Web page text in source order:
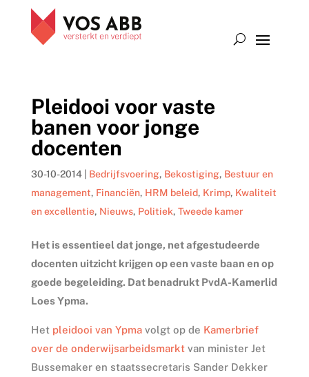
Pleidooi voor vaste
banen voor jonge
docenten
30-10-2014| Bedrijfsvoering, Bekostiging, Bestuur en
management, Financiën, HRM beleid, Krimp, Kwaliteit
en excellentie, Nieuws, Politiek, Tweede kamer
Het is essentieel dat jonge, net afgestudeerde
docenten uitzicht krijgen op een vaste baan en op
goede begeleiding. Dat benadrukt PvdA-Kamerlid
Loes Ypma.
Het pleidooi van Ypmavolgt op de Kamerbrief
over de onderwijsarbeidsmarktvan minister Jet
Bussemaker en staatssecretaris Sander Dekker